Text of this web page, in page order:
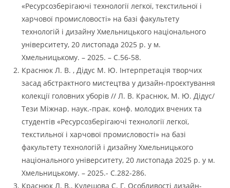
«Ресурсозберігаючі технології легкої, текстильної і
харчової промисловості» на базі факультету
технологій і дизайну Хмельницького національного
університету, 20 листопада 2025 р. у м.
Хмельницькому. – 2025. – C.56-58.
Краснюк Л. В. , Дідус М. Ю. Інтерпретація творчих
засад абстрактного мистецтва у дизайн-проєктування
колекції головних уборів // Л. В. Краснюк, М. Ю. Дідус/
Тези Міжнар. наук.-прак. конф. молодих вчених та
студентів «Ресурсозберігаючі технології легкої,
текстильної і харчової промисловості» на базі
факультету технологій і дизайну Хмельницького
національного університету, 20 листопада 2025 р. у м.
Хмельницькому. – 2025.- С.282-286.
Краснюк Л. В., Кулешова С. Г. Особливості дизайн-